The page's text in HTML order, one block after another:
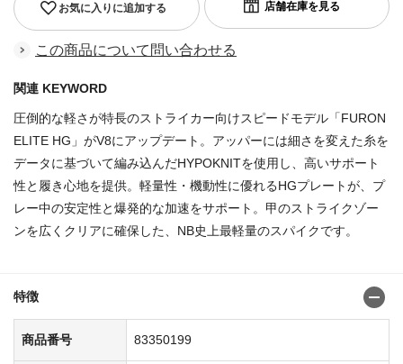
お気に入りに追加する
この商品について問い合わせる
関連 KEYWORD
圧倒的な軽さが特長のストライカー向けスピードモデル「FURON
ELITE HG」がV8にアップデート。アッパーには細さを変えた糸を
データに基づいて編み込んだHYPOKNITを使用し、高いサポート
性と履き心地を提供。軽量性・機動性に優れるHGプレートが、プ
レー中の安定性と爆発的な加速をサポート。甲のストライクゾー
ンを広くクリアに確保した、NB史上最軽量のスパイクです。
特徴
商品番号 83350199